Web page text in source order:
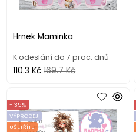
Hrnek Maminka
K odeslání do 7 prac. dnů
110.3 Kč 169.7 Kč
- 35%
VÝPRODEJ
UŠETŘÍTE